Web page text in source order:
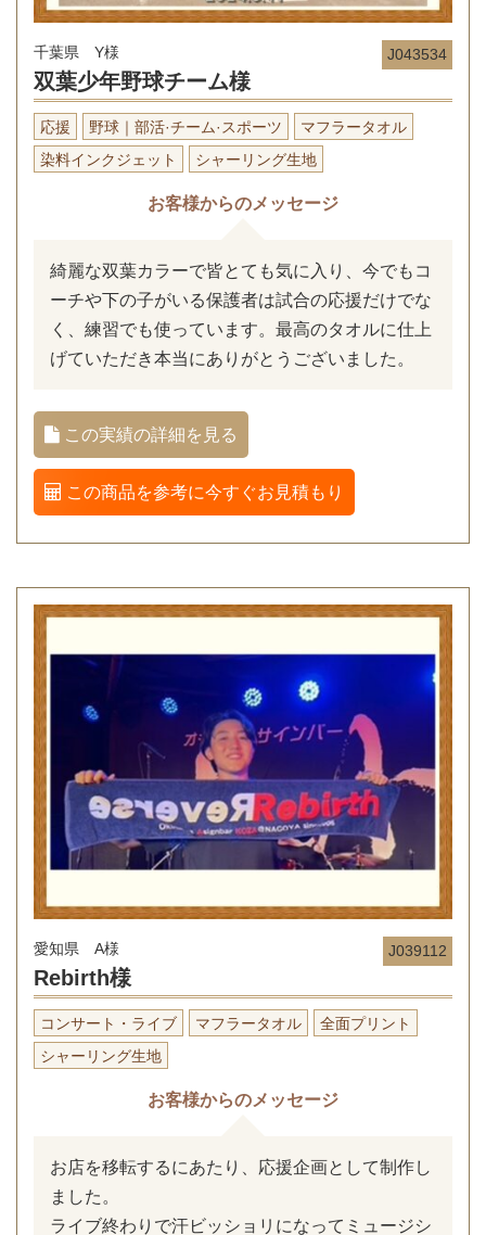
J043534
千葉県 Y様
双葉少年野球チーム様
応援 野球｜部活·チーム·スポーツ
マフラータオル
染料インクジェット
シャーリング生地
お客様からのメッセージ
綺麗な双葉カラーで皆とても気に入り、今でもコ
ーチや下の子がいる保護者は試合の応援だけでな
く、練習でも使っています。最高のタオルに仕上
げていただき本当にありがとうございました。
この実績の詳細を見る
この商品を参考に今すぐお見積もり
J039112
愛知県 A様
Rebirth様
コンサート・ライブ マフラータオル
全面プリント
シャーリング生地
お客様からのメッセージ
お店を移転するにあたり、応援企画として制作し
ました。
ライブ終わりで汗ビッショリになってミュージシ